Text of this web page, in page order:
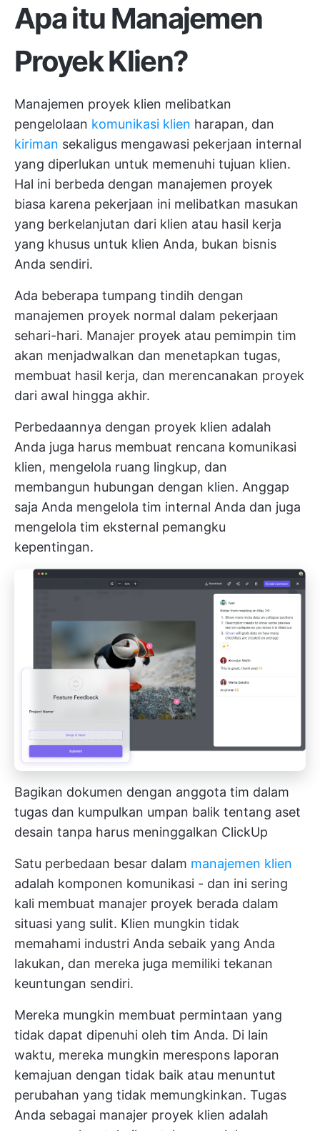
Apa itu Manajemen
Proyek Klien?
Manajemen proyek klien melibatkan
pengelolaan komunikasi klien harapan, dan
kiriman sekaligus mengawasi pekerjaan internal
yang diperlukan untuk memenuhi tujuan klien.
Hal ini berbeda dengan manajemen proyek
biasa karena pekerjaan ini melibatkan masukan
yang berkelanjutan dari klien atau hasil kerja
yang khusus untuk klien Anda, bukan bisnis
Anda sendiri.
Ada beberapa tumpang tindih dengan
manajemen proyek normal dalam pekerjaan
sehari-hari. Manajer proyek atau pemimpin tim
akan menjadwalkan dan menetapkan tugas,
membuat hasil kerja, dan merencanakan proyek
dari awal hingga akhir.
Perbedaannya dengan proyek klien adalah
Anda juga harus membuat rencana komunikasi
klien, mengelola ruang lingkup, dan
membangun hubungan dengan klien. Anggap
saja Anda mengelola tim internal Anda dan juga
mengelola tim eksternal pemangku
kepentingan.
Bagikan dokumen dengan anggota tim dalam
tugas dan kumpulkan umpan balik tentang aset
desain tanpa harus meninggalkan ClickUp
Satu perbedaan besar dalam manajemen klien
adalah komponen komunikasi - dan ini sering
kali membuat manajer proyek berada dalam
situasi yang sulit. Klien mungkin tidak
memahami industri Anda sebaik yang Anda
lakukan, dan mereka juga memiliki tekanan
keuntungan sendiri.
Mereka mungkin membuat permintaan yang
tidak dapat dipenuhi oleh tim Anda. Di lain
waktu, mereka mungkin merespons laporan
kemajuan dengan tidak baik atau menuntut
perubahan yang tidak memungkinkan. Tugas
Anda sebagai manajer proyek klien adalah